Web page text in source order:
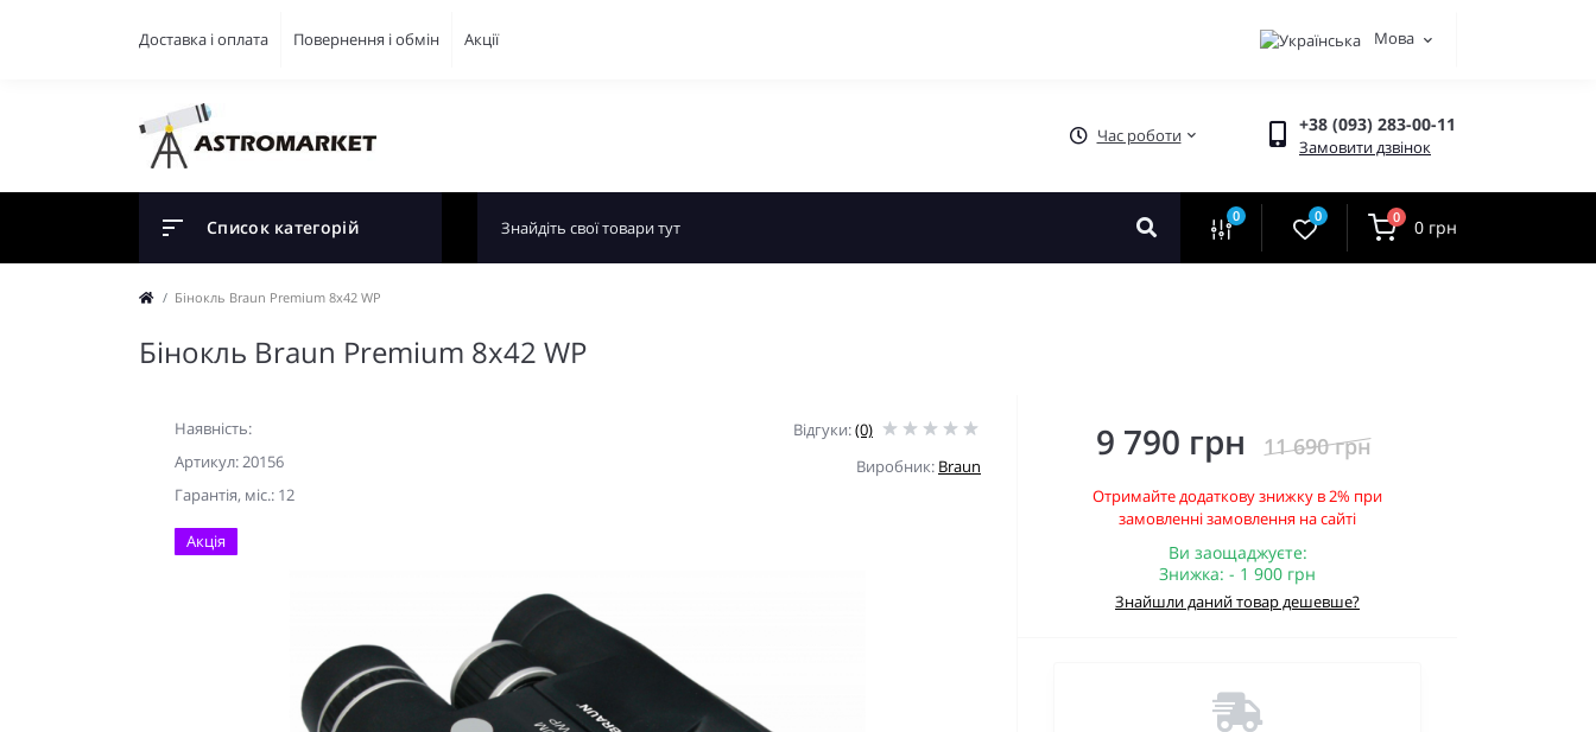
Доставка і оплата Повернення і обмін Акції Мова
Час роботи +38 (093) 283-00-11
Замовити дзвінок
Список категорій 0 0 0 0 грн
Бінокль Braun Premium 8х42 WP
Бінокль Braun Premium 8х42 WP
Наявність:
Артикул: 20156
Гарантiя, мic.: 12
Відгуки:(0)
Виробник: Braun
Акція
9 790 грн 11 690 грн
Отримайте додаткову знижку в 2% при
замовленні замовлення на сайті
Ви заощаджуєте:
Знижка: - 1 900 грн
Знайшли даний товар дешевше?